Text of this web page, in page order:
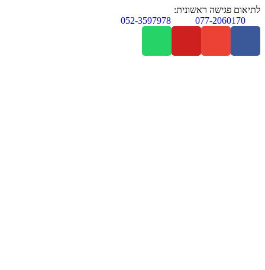
לתיאום פגישה ראשונית:
077-2060170
052-3597978